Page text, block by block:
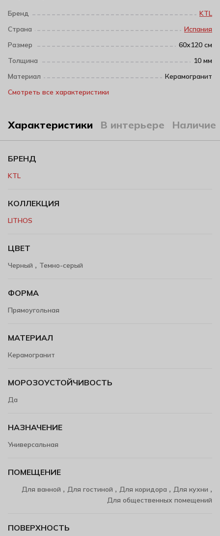
Бренд
KTL
Страна
Испания
Размер
60х120 см
Толщина
10 мм
Материал
Керамогранит
Смотреть все характеристики
Характеристики В интерьере Наличие
БРЕНД
KTL
КОЛЛЕКЦИЯ
LITHOS
ЦВЕТ
Черный , Темно-серый
ФОРМА
Прямоугольная
МАТЕРИАЛ
Керамогранит
МОРОЗОУСТОЙЧИВОСТЬ
Да
НАЗНАЧЕНИЕ
Универсальная
ПОМЕЩЕНИЕ
Для ванной , Для гостиной , Для коридора , Для кухни ,
Для общественных помещений
ПОВЕРХНОСТЬ